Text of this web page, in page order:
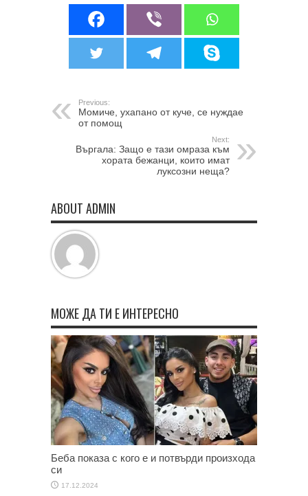
Previous:
Момиче, ухапано от куче, се нуждае
от помощ
Next:
Въргала: Защо е тази омраза към
хората бежанци, които имат
луксозни неща?
ABOUT ADMIN
МОЖЕ ДА ТИ Е ИНТЕРЕСНО
Беба показа с кого е и потвърди произхода
си
17.12.2024